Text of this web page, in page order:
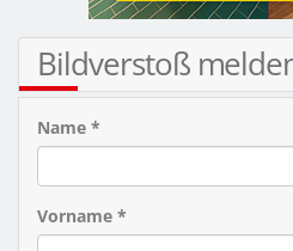
Bildverstoß
Name *
Vorname *